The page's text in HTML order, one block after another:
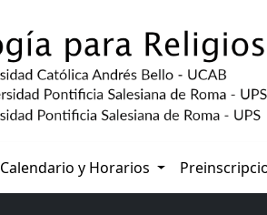
Calendario y Horarios